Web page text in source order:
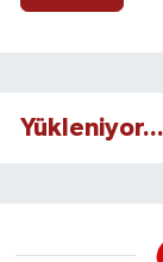
Yükleniyor...